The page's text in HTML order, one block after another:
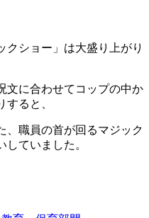
クショー」は大盛り上がり
文に合わせてコップの中か
ると、
、職員の首が回るマジック
ていました。